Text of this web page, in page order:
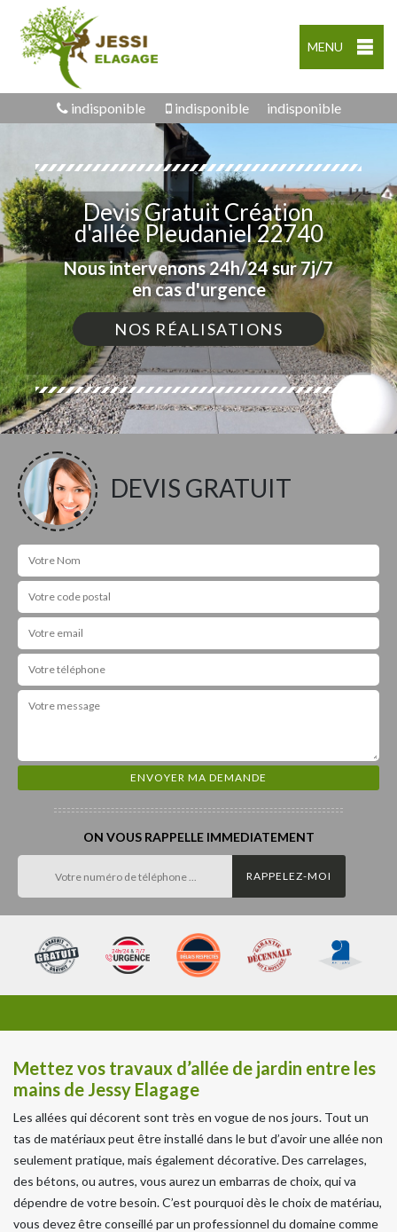
MENU
indisponible indisponible indisponible
Devis Gratuit Création
d'allée Pleudaniel 22740
Nous intervenons 24h/24 sur 7j/7
en cas d'urgence
NOS RÉALISATIONS
DEVIS GRATUIT
ON VOUS RAPPELLE IMMEDIATEMENT
Mettez vos travaux d’allée de jardin entre les
mains de Jessy Elagage
Les allées qui décorent sont très en vogue de nos jours. Tout un
tas de matériaux peut être installé dans le but d’avoir une allée non
seulement pratique, mais également décorative. Des carrelages,
des bétons, ou autres, vous aurez un embarras de choix, qui va
dépendre de votre besoin. C’est pourquoi dès le choix de matériau,
vous devez être conseillé par un professionnel du domaine comme